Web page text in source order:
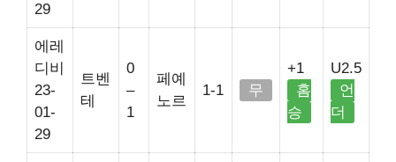
29
에레
디비
23-
01-
29
트벤
테
0
–
1
페예
노르
1-1 무
+1
홈
승
U2.5
언
더